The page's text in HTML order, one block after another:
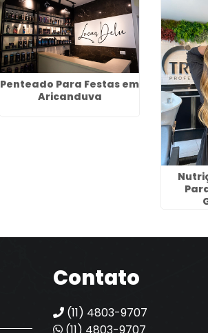
Penteado Para Festas em
Aricanduva
Contato
(11) 4803-9707